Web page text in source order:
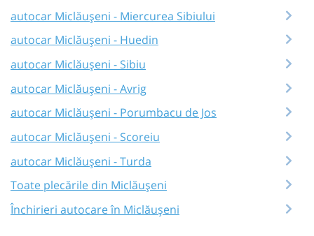
autocar Miclăușeni - Miercurea Sibiului
autocar Miclăușeni - Huedin
autocar Miclăușeni - Sibiu
autocar Miclăușeni - Avrig
autocar Miclăușeni - Porumbacu de Jos
autocar Miclăușeni - Scoreiu
autocar Miclăușeni - Turda
Toate plecările din Miclăușeni
Închirieri autocare în Miclăușeni